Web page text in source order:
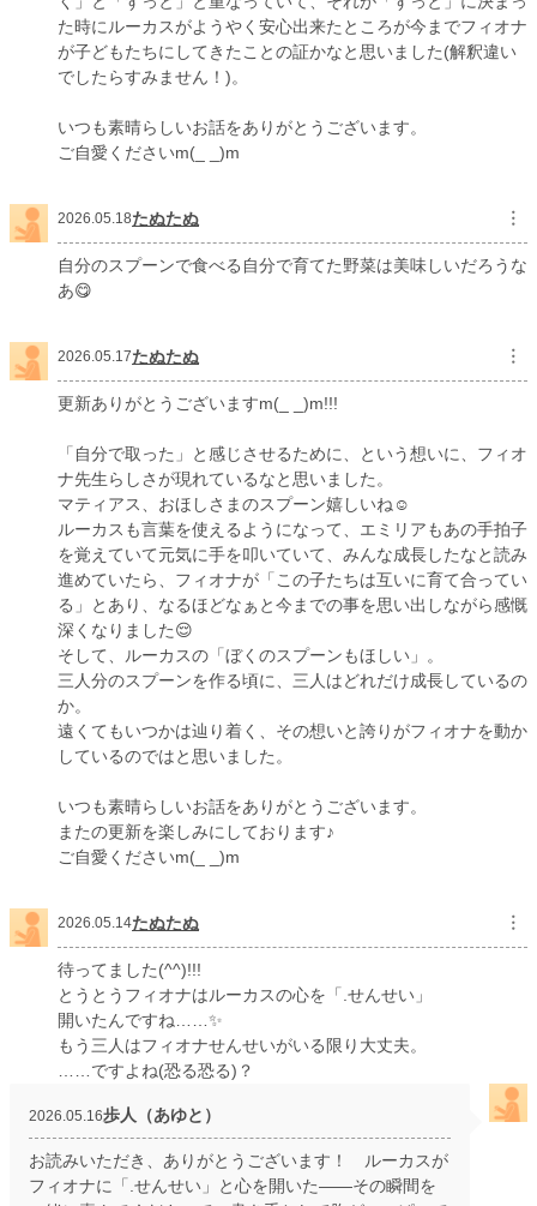
た時にルーカスがようやく安心出来たところが今までフィオナ
が子どもたちにしてきたことの証かなと思いました(解釈違い
でしたらすみません！)。
いつも素晴らしいお話をありがとうございます。
ご自愛くださいm(_ _)m
2026.05.18たぬたぬ ︙
自分のスプーンで食べる自分で育てた野菜は美味しいだろうな
あ😋
2026.05.17たぬたぬ ︙
更新ありがとうございますm(_ _)m!!!
「自分で取った」と感じさせるために、という想いに、フィオ
ナ先生らしさが現れているなと思いました。
マティアス、おほしさまのスプーン嬉しいね☺️
ルーカスも言葉を使えるようになって、エミリアもあの手拍子
を覚えていて元気に手を叩いていて、みんな成長したなと読み
進めていたら、フィオナが「この子たちは互いに育て合ってい
る」とあり、なるほどなぁと今までの事を思い出しながら感慨
深くなりました😌
そして、ルーカスの「ぼくのスプーンもほしい」。
三人分のスプーンを作る頃に、三人はどれだけ成長しているの
か。
遠くてもいつかは辿り着く、その想いと誇りがフィオナを動か
しているのではと思いました。
いつも素晴らしいお話をありがとうございます。
またの更新を楽しみにしております♪
ご自愛くださいm(_ _)m
2026.05.14たぬたぬ ︙
待ってました(^^)!!!
とうとうフィオナはルーカスの心を「.せんせい」
開いたんですね……✨
もう三人はフィオナせんせいがいる限り大丈夫。
……ですよね(恐る恐る)？
2026.05.16歩人（あゆと）
お読みいただき、ありがとうございます！ ルーカスが
フィオナに「.せんせい」と心を開いた——その瞬間を